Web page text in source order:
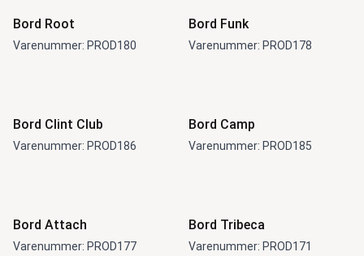
Bord Root
Varenummer: PROD180
Bord Funk
Varenummer: PROD178
Bord Clint Club
Varenummer: PROD186
Bord Camp
Varenummer: PROD185
Bord Attach
Varenummer: PROD177
Bord Tribeca
Varenummer: PROD171